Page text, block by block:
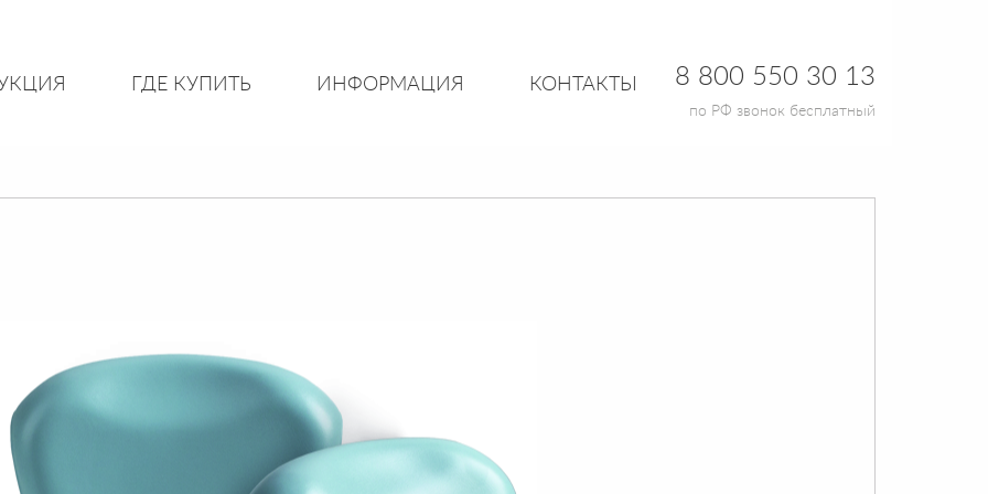
ГДЕ КУПИТЬ ИНФОРМАЦИЯ КОНТАКТЫ 8 800 550 30 13
по РФ звонок бесплатный